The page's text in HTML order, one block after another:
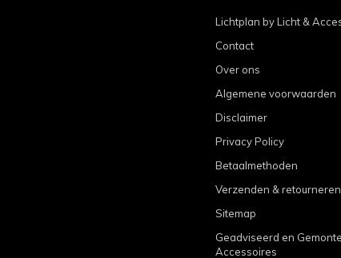
Lichtplan by Licht &
Contact
Over ons
Algemene voorwaarden
Disclaimer
Privacy Policy
Betaalmethoden
Verzenden & retourneren
Sitemap
Geadviseerd en
Accessoires